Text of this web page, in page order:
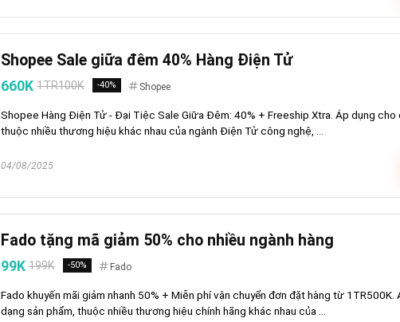
Shopee Sale giữa đêm 40% Hàng Điện Tử
660K 1TR100K -40% Shopee
Shopee Hàng Điện Tử - Đại Tiệc Sale Giữa Đêm: 40% + Freeship Xtra. Áp dụng cho
thuộc nhiều thương hiệu khác nhau của ngành Điện Tử công nghệ, ...
04/08/2025
Fado tặng mã giảm 50% cho nhiều ngành hàng
99K 199K -50% Fado
Fado khuyến mãi giảm nhanh 50% + Miễn phí vận chuyển đơn đặt hàng từ 1TR500K.
dạng sản phẩm, thuộc nhiều thương hiệu chính hãng khác nhau của ...